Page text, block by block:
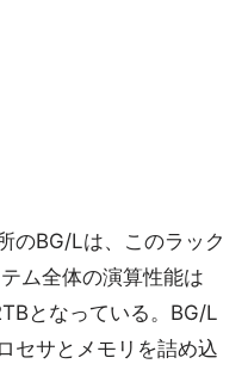
のBG/Lは、このラック
ム全体の演算性能は
となっている。BG/L
セサとメモリを詰め込